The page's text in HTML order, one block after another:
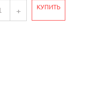
+ КУПИТЬ